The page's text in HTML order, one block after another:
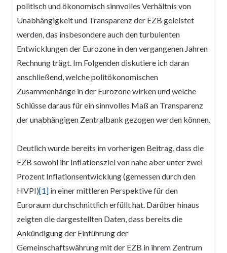
politisch und ökonomisch sinnvolles Verhältnis von
Unabhängigkeit und Transparenz der EZB geleistet
werden, das insbesondere auch den turbulenten
Entwicklungen der Eurozone in den vergangenen Jahren
Rechnung trägt. Im Folgenden diskutiere ich daran
anschließend, welche politökonomischen
Zusammenhänge in der Eurozone wirken und welche
Schlüsse daraus für ein sinnvolles Maß an Transparenz
der unabhängigen Zentralbank gezogen werden können.
Deutlich wurde bereits im vorherigen Beitrag, dass die
EZB sowohl ihr Inflationsziel von nahe aber unter zwei
Prozent Inflationsentwicklung (gemessen durch den
HVPI)[1]in einer mittleren Perspektive für den
Euroraum durchschnittlich erfüllt hat. Darüber hinaus
zeigten die dargestellten Daten, dass bereits die
Ankündigung der Einführung der
Gemeinschaftswährung mit der EZB in ihrem Zentrum